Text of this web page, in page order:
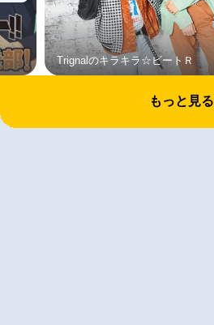
Trignalのキラキラ☆ビートＲ
もっと見る